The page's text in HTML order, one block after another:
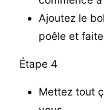
Ajoutez le
poêle et
Étape 4
Mettez tout